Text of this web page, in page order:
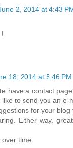
2, 2014 at 4:43
18, 2014 at 5:46 PM
have a contact
to send you an e-
for your blog
Either way,
time.